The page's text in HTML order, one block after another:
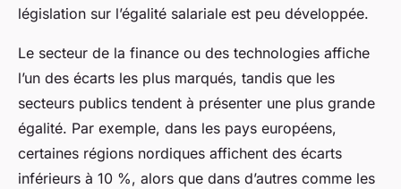
législation sur l’égalité salariale est peu développée.
Le secteur de la finance ou des technologies affiche
l’un des écarts les plus marqués, tandis que les
secteurs publics tendent à présenter une plus grande
égalité. Par exemple, dans les pays européens,
certaines régions nordiques affichent des écarts
inférieurs à 10 %, alors que dans d’autres comme les